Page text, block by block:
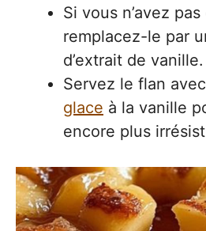
Si vous n’avez
remplacez-le par
d’extrait de vanille.
Servez le flan
glace à la vanille
encore plus